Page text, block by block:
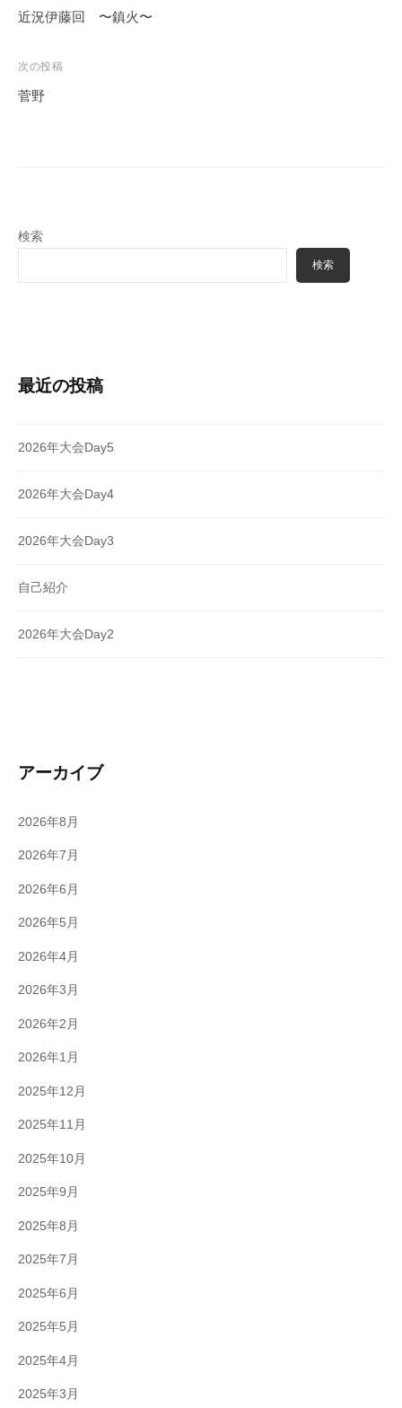
稿
ビ
ゲ
近況伊藤回 〜鎮火〜
次の投稿
菅野
検索
検索
最近の投稿
2026年大会Day5
2026年大会Day4
2026年大会Day3
自己紹介
2026年大会Day2
アーカイブ
2026年8月
2026年7月
2026年6月
2026年5月
2026年4月
2026年3月
2026年2月
2026年1月
2025年12月
2025年11月
2025年10月
2025年9月
2025年8月
2025年7月
2025年6月
2025年5月
2025年4月
2025年3月